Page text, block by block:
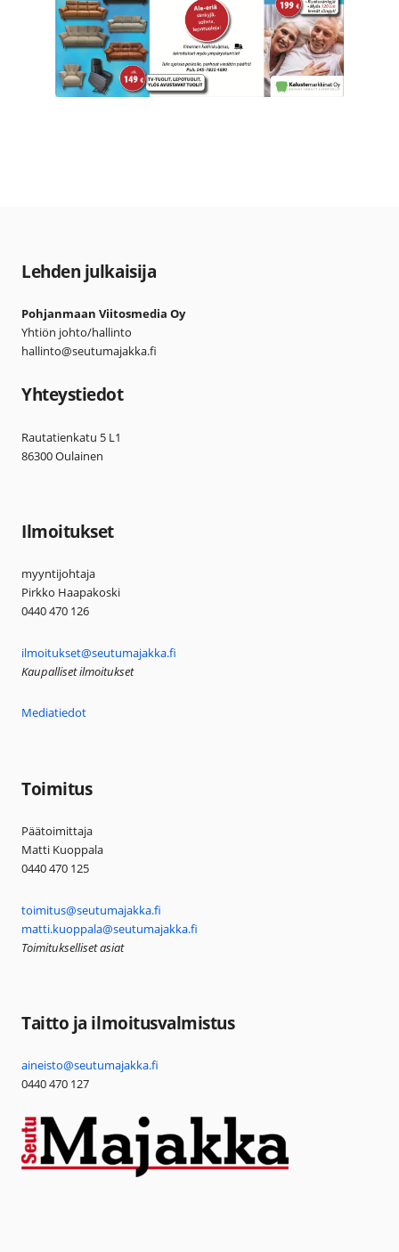
Lehden julkaisija
Pohjanmaan Viitosmedia Oy
Yhtiön johto/hallinto
hallinto@seutumajakka.fi
Yhteystiedot
Rautatienkatu 5 L1
86300 Oulainen
Ilmoitukset
myyntijohtaja
Pirkko Haapakoski
0440 470 126
ilmoitukset@seutumajakka.fi
Kaupalliset ilmoitukset
Mediatiedot
Toimitus
Päätoimittaja
Matti Kuoppala
0440 470 125
toimitus@seutumajakka.fi
matti.kuoppala@seutumajakka.fi
Toimitukselliset asiat
Taitto ja ilmoitusvalmistus
aineisto@seutumajakka.fi
0440 470 127